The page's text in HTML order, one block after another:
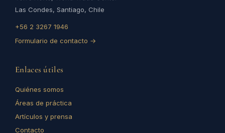
Las Condes, Santiago, Chile
+56 2 3267 1946
Formulario de contacto →
Enlaces útiles
Quiénes somos
Áreas de práctica
Artículos y prensa
Contacto